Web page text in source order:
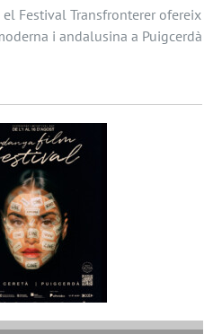
Festival Transfronterer ofereix
i andalusina a Puigcerdà